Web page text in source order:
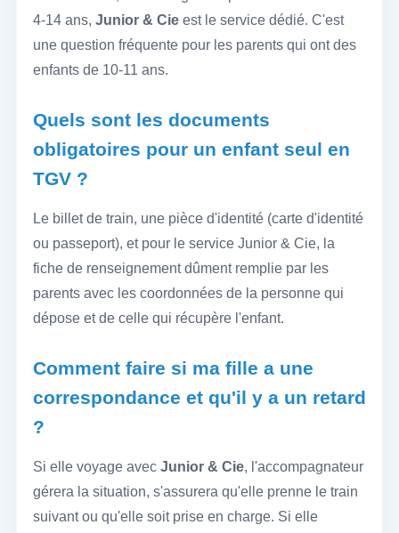
4-14 ans, Junior & Cieest le service dédié. C'est
une question fréquente pour les parents qui ont des
enfants de 10-11 ans.
Quels sont les documents
obligatoires pour un enfant seul en
TGV ?
Le billet de train, une pièce d'identité (carte d'identité
ou passeport), et pour le service Junior & Cie, la
fiche de renseignement dûment remplie par les
parents avec les coordonnées de la personne qui
dépose et de celle qui récupère l'enfant.
Comment faire si ma fille a une
correspondance et qu'il y a un retard
?
Si elle voyage avec Junior & Cie, l'accompagnateur
gérera la situation, s'assurera qu'elle prenne le train
suivant ou qu'elle soit prise en charge. Si elle